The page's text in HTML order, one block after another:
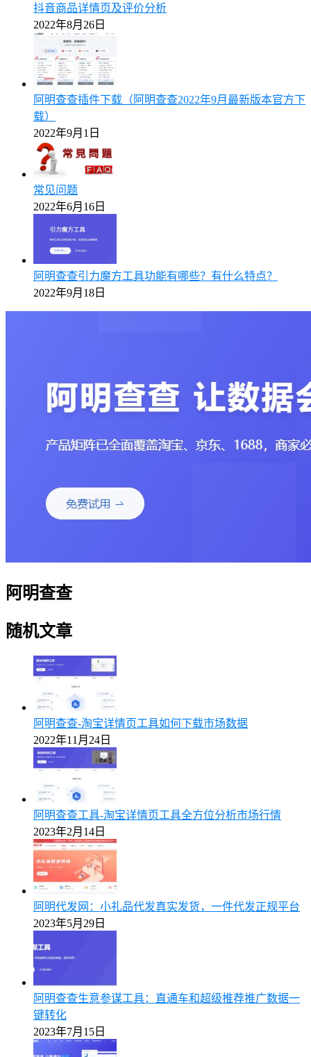
抖音商品详情页及评价分析
2022年8月26日
阿明查查插件下载（阿明查查2022年9月最新版本官方下
载）
2022年9月1日
常见问题
2022年6月16日
阿明查查引力魔方工具功能有哪些？有什么特点？
2022年9月18日
阿明查查
随机文章
阿明查查-淘宝详情页工具如何下载市场数据
2022年11月24日
阿明查查工具-淘宝详情页工具全方位分析市场行情
2023年2月14日
阿明代发网：小礼品代发真实发货，一件代发正规平台
2023年5月29日
阿明查查生意参谋工具：直通车和超级推荐推广数据一
键转化
2023年7月15日